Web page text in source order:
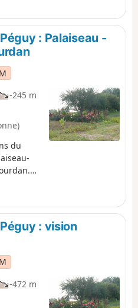
traversés: vallée de
et de la beauté des villes
jusqu’à l'apothéose
de Chartres, vue à 17
: Palaiseau -
-245 m
du
en 4
: vision
-472 m